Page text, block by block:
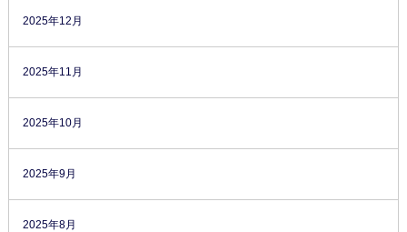
2025年12月
2025年11月
2025年10月
2025年9月
2025年8月